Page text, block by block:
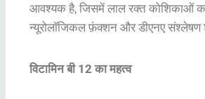
आवश्यक है, जिसमें लाल रक्त कोशिकाओं का
न्यूरोलॉजिकल फ़ंक्शन और डीएनए संश्लेषण
विटामिन बी 12 का महत्व